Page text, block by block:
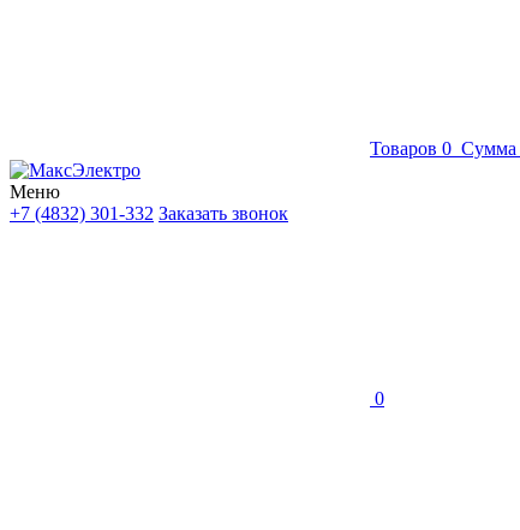
Товаров 0 Сумма
Меню
+7 (4832) 301-332 Заказать звонок
0